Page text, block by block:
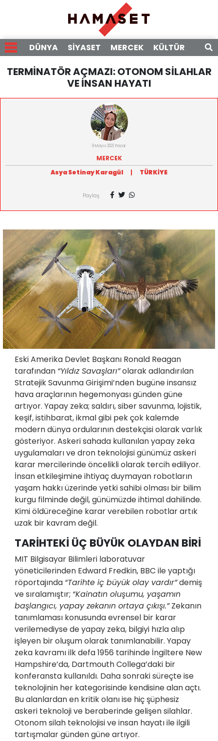
DÜNYA SİYASET MERCEK KÜLTÜR
TERMİNATÖR AÇMAZI: OTONOM SİLAHLAR
VE İNSAN HAYATI
9 Mayıs 2021 Pazar
MERCEK
Asya Setinay Karagül
| TÜRKİYE
Paylaş
Eski Amerika Devlet Başkanı Ronald Reagan
tarafından “Yıldız Savaşları”olarak adlandırılan
Stratejik Savunma Girişimi’nden bugüne insansız
hava araçlarının hegemonyası günden güne
artıyor. Yapay zeka; saldırı, siber savunma, lojistik,
keşif, istihbarat, ikmal gibi pek çok kalemde
modern dünya ordularının destekçisi olarak varlık
gösteriyor. Askeri sahada kullanılan yapay zeka
uygulamaları ve dron teknolojisi günümüz askeri
karar mercilerinde öncelikli olarak tercih ediliyor.
İnsan etkileşimine ihtiyaç duymayan robotların
yaşam hakkı üzerinde yetki sahibi olması bir bilim
kurgu filminde değil, günümüzde ihtimal dahilinde.
Kimi öldüreceğine karar verebilen robotlar artık
uzak bir kavram değil.
TARİHTEKİ ÜÇ BÜYÜK OLAYDAN BİRİ
MIT Bilgisayar Bilimleri laboratuvar
yöneticilerinden Edward Fredkin, BBC ile yaptığı
röportajında “Tarihte iç büyük olay vardır”demiş
ve sıralamıştır; “Kainatın oluşumu, yaşamın
başlangıcı, yapay zekanın ortaya çıkışı.”Zekanın
tanımlaması konusunda evrensel bir karar
verilemediyse de yapay zeka, bilgiyi hızla alıp
işleyen bir oluşum olarak tanımlanabilir. Yapay
zeka kavramı ilk defa 1956 tarihinde İngiltere New
Hampshire’da, Dartmouth Collega’daki bir
konferansta kullanıldı. Daha sonraki süreçte ise
teknolojinin her kategorisinde kendisine alan açtı.
Bu alanlardan en kritik olanı ise hiç şüphesiz
askeri teknoloji ve beraberinde gelişen silahlar.
Otonom silah teknolojisi ve insan hayatı ile ilgili
tartışmalar günden güne artıyor.